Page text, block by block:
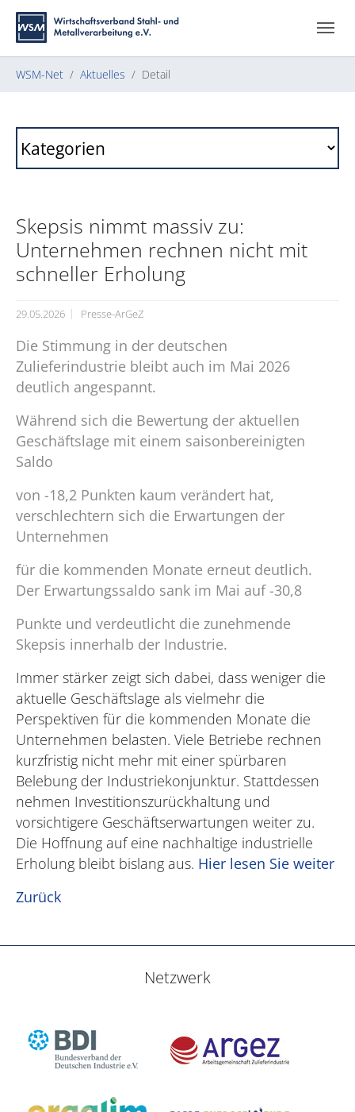
Zum Hauptinhalt springen
Skip to page footer
Sie sind hier:
WSM-Net Aktuelles Detail
Skepsis nimmt massiv zu:
Unternehmen rechnen nicht mit
schneller Erholung
29.05.2026 Presse-ArGeZ
Die Stimmung in der deutschen
Zulieferindustrie bleibt auch im Mai 2026
deutlich angespannt.
Während sich die Bewertung der aktuellen
Geschäftslage mit einem saisonbereinigten
Saldo
von -18,2 Punkten kaum verändert hat,
verschlechtern sich die Erwartungen der
Unternehmen
für die kommenden Monate erneut deutlich.
Der Erwartungssaldo sank im Mai auf -30,8
Punkte und verdeutlicht die zunehmende
Skepsis innerhalb der Industrie.
Immer stärker zeigt sich dabei, dass weniger die
aktuelle Geschäftslage als vielmehr die
Perspektiven für die kommenden Monate die
Unternehmen belasten. Viele Betriebe rechnen
kurzfristig nicht mehr mit einer spürbaren
Belebung der Industriekonjunktur. Stattdessen
nehmen Investitionszurückhaltung und
vorsichtigere Geschäftserwartungen weiter zu.
Die Hoffnung auf eine nachhaltige industrielle
Erholung bleibt bislang aus. Hier lesen Sie weiter
Zurück
Netzwerk